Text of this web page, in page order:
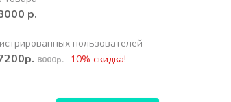
р.
пользователей
8000р. -10% скидка!